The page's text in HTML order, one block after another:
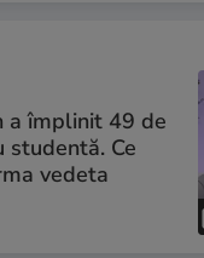
a împlinit 49 de
studentă. Ce
vedeta